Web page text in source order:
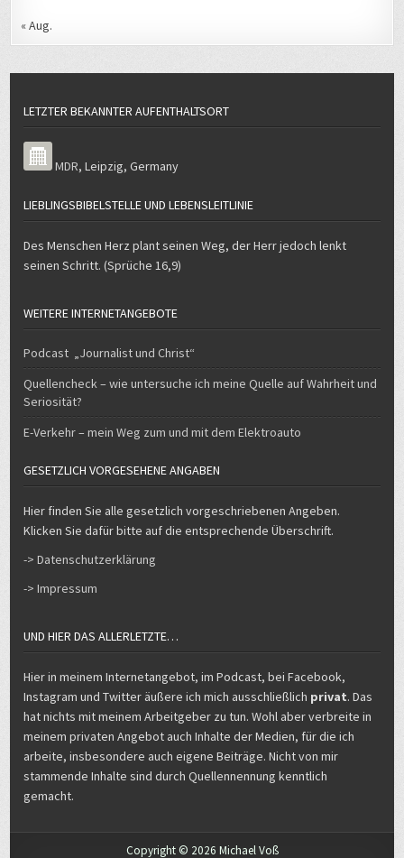
« Aug.
LETZTER BEKANNTER AUFENTHALTSORT
MDR,Leipzig,Germany
LIEBLINGSBIBELSTELLE UND LEBENSLEITLINIE
Des Menschen Herz plant seinen Weg, der Herr jedoch lenkt
seinen Schritt. (Sprüche 16,9)
WEITERE INTERNETANGEBOTE
Podcast „Journalist und Christ“
Quellencheck – wie untersuche ich meine Quelle auf Wahrheit und
Seriosität?
E-Verkehr – mein Weg zum und mit dem Elektroauto
GESETZLICH VORGESEHENE ANGABEN
Hier finden Sie alle gesetzlich vorgeschriebenen Angeben.
Klicken Sie dafür bitte auf die entsprechende Überschrift.
-> Datenschutzerklärung
-> Impressum
UND HIER DAS ALLERLETZTE…
Hier in meinem Internetangebot, im Podcast, bei Facebook,
Instagram und Twitter äußere ich mich ausschließlich privat. Das
hat nichts mit meinem Arbeitgeber zu tun. Wohl aber verbreite in
meinem privaten Angebot auch Inhalte der Medien, für die ich
arbeite, insbesondere auch eigene Beiträge. Nicht von mir
stammende Inhalte sind durch Quellennennung kenntlich
gemacht.
Copyright © 2026 Michael Voß